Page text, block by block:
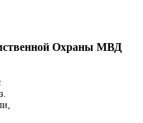
Охраны МВД